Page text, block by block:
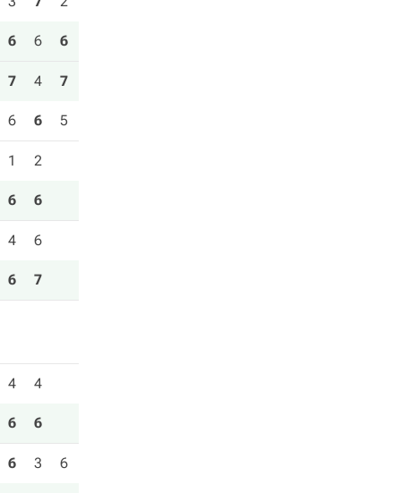
6 6 6
7 4 7
6 6 5
1 2
6 6
4 6
6 7
4 4
6 6
6 3 6